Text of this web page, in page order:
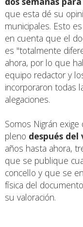
que esta dé su
municipales. Esto
en cuenta que el
es "totalmente
ahora, por lo que
equipo redactor y
incorporaron todas
alegaciones.
Somos Nigrán
pleno después del
años hasta ahora,
que se publique
concello y que se
física del
su valoración.